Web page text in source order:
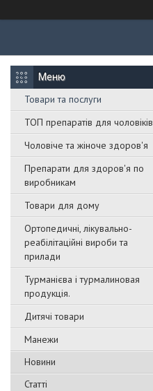
Товари та послуги
ТОП препаратів для чоловіків
Чоловіче та жіноче здоров'я
Препарати для здоров'я по
виробникам
Товари для дому
Ортопедичні, лікувально-
реабілітаційні вироби та
прилади
Турманієва і турмалиновая
продукція.
Дитячі товари
Манежи
Новини
Статті